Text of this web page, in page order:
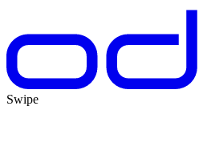
Swipe